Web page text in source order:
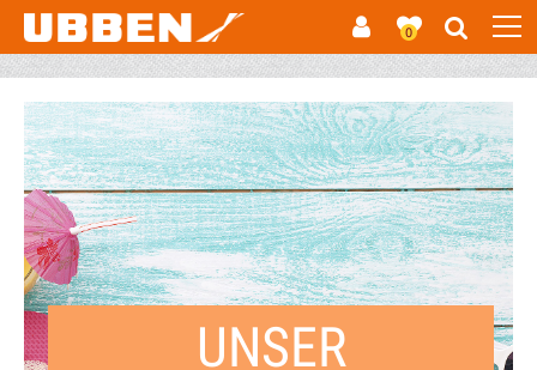
0
UNSER